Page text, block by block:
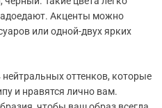
Акценты можно
или одной-двух ярких
оттенков, которые
и нравятся лично вам.